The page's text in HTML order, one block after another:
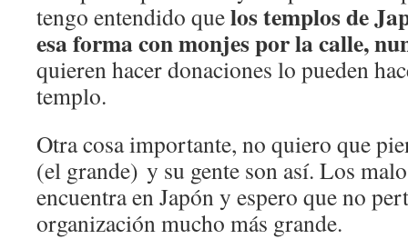
tengo entendido quelos templos de
esa formacon monjes por la calle,
quieren hacer donaciones lo pueden
templo.
Otra cosa importante, no quiero que
(el grande) y su gente son así. Los
encuentra en Japón y espero que no
organización mucho más grande.